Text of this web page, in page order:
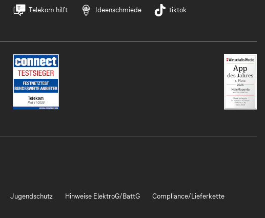
Telekom hilft Ideenschmiede tiktok
Jugendschutz Hinweise ElektroG/BattG
Compliance/Lieferkette